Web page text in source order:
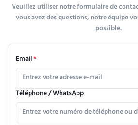
Veuillez utiliser notre formulaire de
vous avez des questions, notre équipe
possible.
Email*
Téléphone / WhatsApp